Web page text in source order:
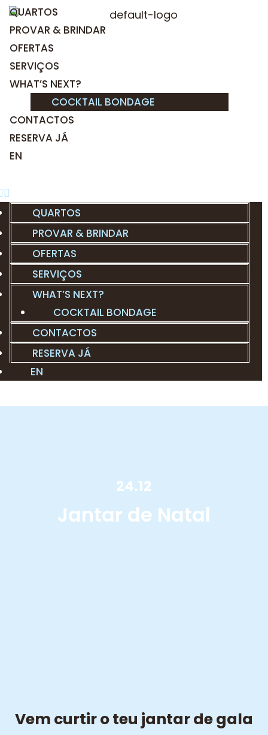
QUARTOS
PROVAR & BRINDAR
OFERTAS
SERVIÇOS
WHAT’S NEXT?
COCKTAIL BONDAGE
CONTACTOS
RESERVA JÁ
EN
QUARTOS
PROVAR & BRINDAR
OFERTAS
SERVIÇOS
WHAT’S NEXT?
COCKTAIL BONDAGE
CONTACTOS
RESERVA JÁ
EN
24.12
Jantar de Natal
Vem curtir o teu jantar de gala